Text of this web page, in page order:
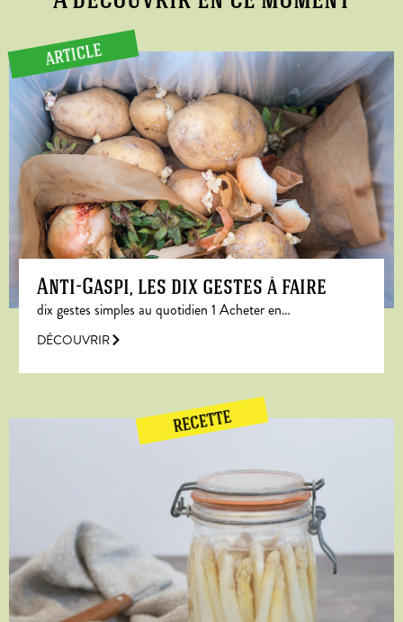
ARTICLE
Anti-Gaspi, les dix gestes à faire
dix gestes simples au quotidien 1 Acheter en…
DÉCOUVRIR
RECETTE